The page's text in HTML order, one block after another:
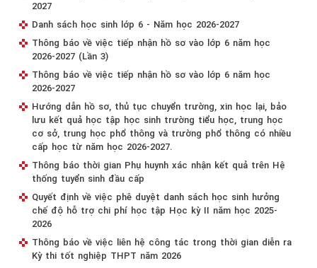
2027
Danh sách học sinh lớp 6 - Năm học 2026-2027
Thông báo về việc tiếp nhận hồ sơ vào lớp 6 năm học
2026-2027 (Lần 3)
Thông báo về việc tiếp nhận hồ sơ vào lớp 6 năm học
2026-2027
Hướng dẫn hồ sơ, thủ tục chuyển trường, xin học lại, bảo
lưu kết quả học tập học sinh trường tiểu học, trung học
cơ sở, trung học phổ thông và trường phổ thông có nhiều
cấp học từ năm học 2026-2027.
Thông báo thời gian Phụ huynh xác nhận kết quả trên Hệ
thống tuyển sinh đầu cấp
Quyết định về việc phê duyệt danh sách học sinh hưởng
chế độ hỗ trợ chi phí học tập Học kỳ II năm học 2025-
2026
Thông báo về việc liên hệ công tác trong thời gian diễn ra
Kỳ thi tốt nghiệp THPT năm 2026